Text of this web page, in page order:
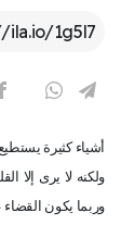
أشياء كثيرة
ولكنه لا يرى إلا
وربما يكون